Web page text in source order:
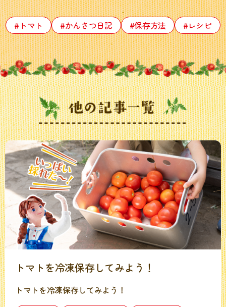
#トマト #かんさつ日記 #保存方法 #レシピ
トマトを冷凍保存してみよう！
トマトを冷凍保存してみよう！